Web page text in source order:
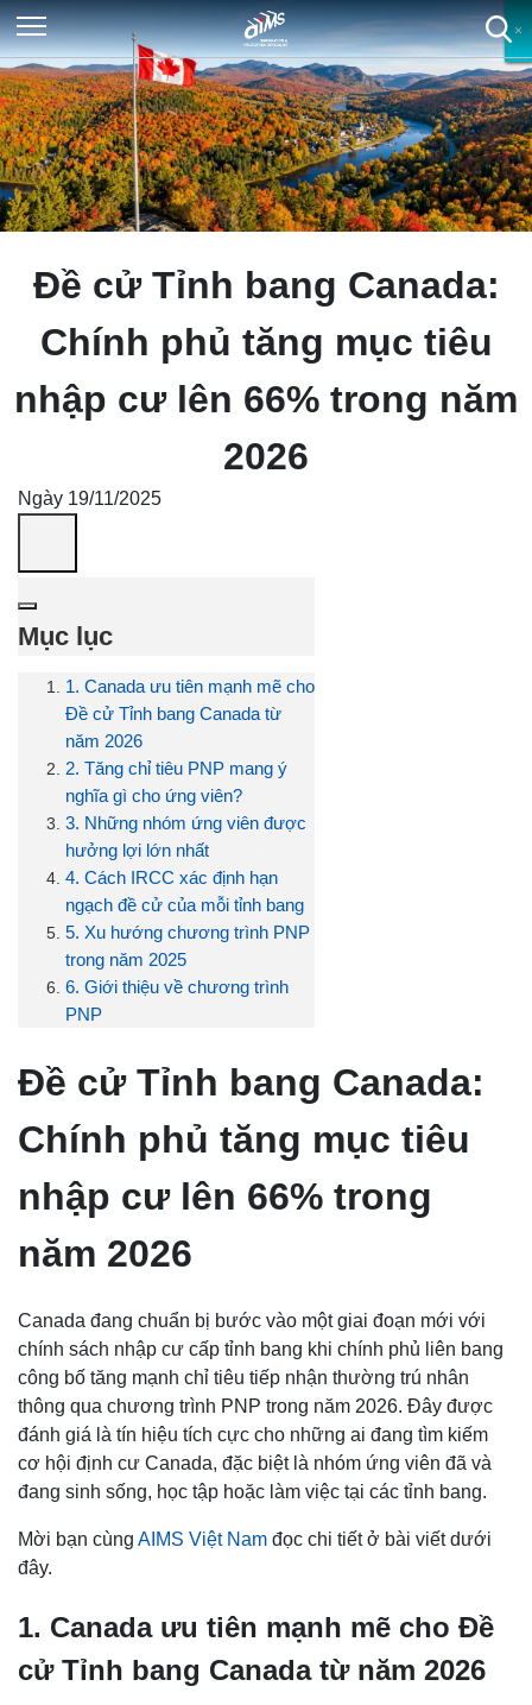
Đề cử Tỉnh bang Canada:
Chính phủ tăng mục tiêu
nhập cư lên 66% trong năm
2026
Ngày 19/11/2025
Mục lục
1. Canada ưu tiên mạnh mẽ cho
Đề cử Tỉnh bang Canada từ
năm 2026
2. Tăng chỉ tiêu PNP mang ý
nghĩa gì cho ứng viên?
3. Những nhóm ứng viên được
hưởng lợi lớn nhất
4. Cách IRCC xác định hạn
ngạch đề cử của mỗi tỉnh bang
5. Xu hướng chương trình PNP
trong năm 2025
6. Giới thiệu về chương trình
PNP
Đề cử Tỉnh bang Canada:
Chính phủ tăng mục tiêu
nhập cư lên 66% trong
năm 2026
Canada đang chuẩn bị bước vào một giai đoạn mới với
chính sách nhập cư cấp tỉnh bang khi chính phủ liên bang
công bố tăng mạnh chỉ tiêu tiếp nhận thường trú nhân
thông qua chương trình PNP trong năm 2026. Đây được
đánh giá là tín hiệu tích cực cho những ai đang tìm kiếm
cơ hội định cư Canada, đặc biệt là nhóm ứng viên đã và
đang sinh sống, học tập hoặc làm việc tại các tỉnh bang.
Mời bạn cùng AIMS Việt Nam đọc chi tiết ở bài viết dưới
đây.
1. Canada ưu tiên mạnh mẽ cho Đề
cử Tỉnh bang Canada từ năm 2026
×
×
×
×